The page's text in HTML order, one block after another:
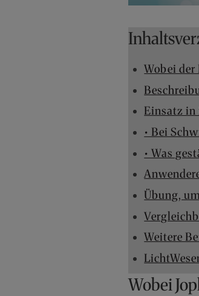
Wobei
Einsatz in
• Bei
• Was
Übung,
Weitere
Wobei